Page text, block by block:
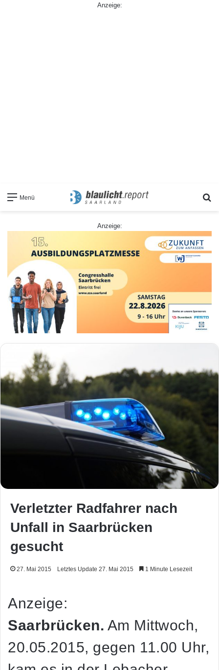
Anzeige:
Menü
Anzeige:
Verletzter Radfahrer nach
Unfall in Saarbrücken
gesucht
27. Mai 2015 Letztes Update 27. Mai 2015 1 Minute Lesezeit
Anzeige:
Saarbrücken. Am Mittwoch,
20.05.2015, gegen 11.00 Uhr,